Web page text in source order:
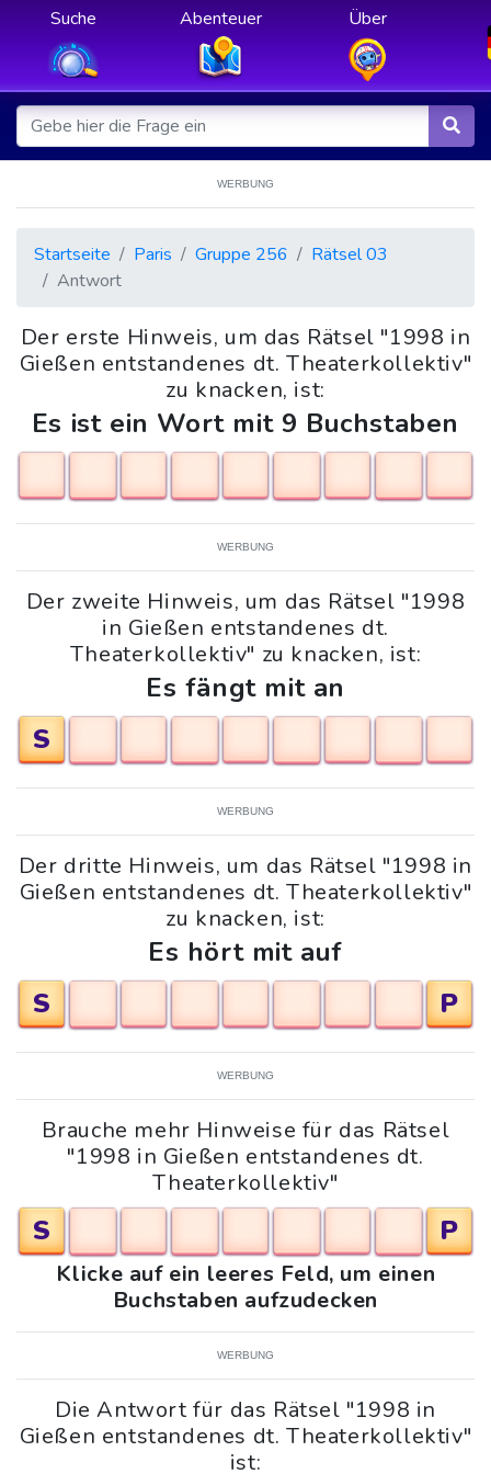
Suche Abenteuer Über
WERBUNG
Startseite Paris Gruppe 256
Rätsel 03
Antwort
Der erste Hinweis, um das Rätsel "1998 in
Gießen entstandenes dt. Theaterkollektiv"
zu knacken, ist:
Es ist ein Wort mit 9 Buchstaben
WERBUNG
Der zweite Hinweis, um das Rätsel "1998
in Gießen entstandenes dt.
Theaterkollektiv" zu knacken, ist:
Es fängt mit an
S
WERBUNG
Der dritte Hinweis, um das Rätsel "1998 in
Gießen entstandenes dt. Theaterkollektiv"
zu knacken, ist:
Es hört mit auf
S
P
WERBUNG
Brauche mehr Hinweise für das Rätsel
"1998 in Gießen entstandenes dt.
Theaterkollektiv"
S P
Klicke auf ein leeres Feld, um einen
Buchstaben aufzudecken
WERBUNG
Die Antwort für das Rätsel "1998 in
Gießen entstandenes dt. Theaterkollektiv"
ist: